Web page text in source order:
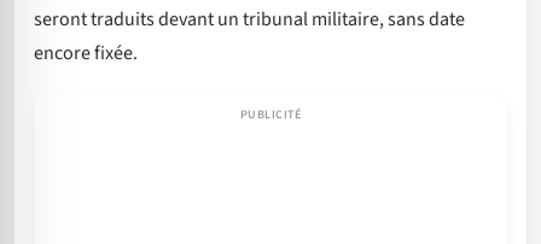
seront traduits devant un tribunal militaire, sans date
encore fixée.